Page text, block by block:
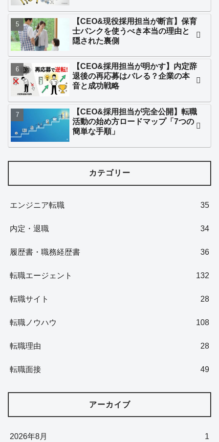
【CEO&現役採用担当が断言】保育
士バンクを使うべき本当の理由と
隠された裏側
【CEO&採用担当が明かす】内定辞
退後の再応募はバレる？企業の本
音と成功戦略
【CEO&採用担当が完全公開】転職
活動の始め方ロードマップ「7つの
簡単な手順」
カテゴリー
エンジニア転職 35
内定・退職 34
履歴書・職務経歴書 36
転職エージェント 132
転職サイト 28
転職ノウハウ 108
転職理由 28
転職面接 49
アーカイブ
2026年8月 1